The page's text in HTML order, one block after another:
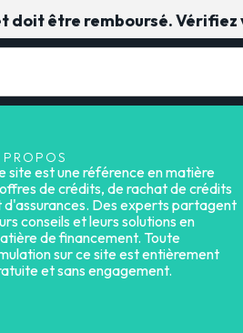
doit être remboursé.
site est une référence en matière
de crédits, de rachat de crédits
d'assurances. Des experts partagent
conseils et leurs solutions en
de financement. Toute
sur ce site est entièrement
et sans engagement.